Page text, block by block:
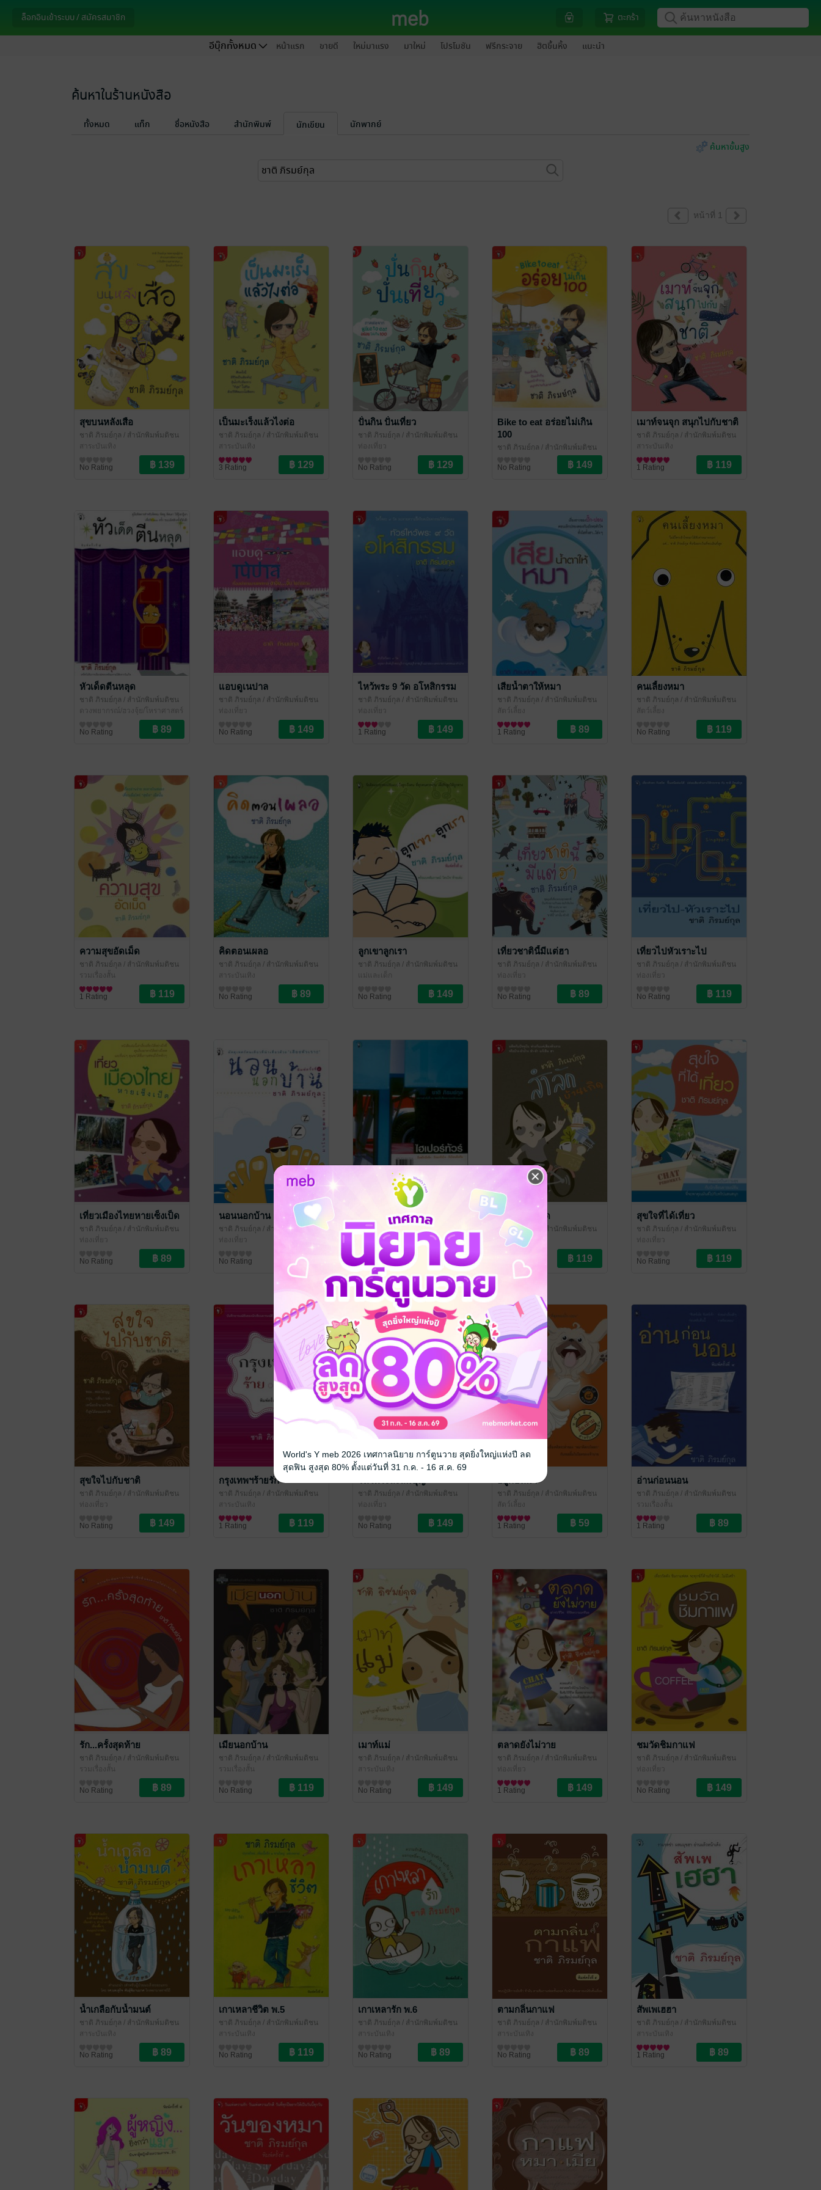
ล็อกอินเข้าระบบ / สมัครสมาชิก ตะกร้า
อีบุ๊กทั้งหมด หน้าแรก ขายดี ใหม่มาแรง มาใหม่ โปรโมชัน ฟรีกระจาย ฮิตขึ้นหิ้ง แนะนำ
ค้นหาในร้านหนังสือ
ทั้งหมด แท็ก ชื่อหนังสือ สำนักพิมพ์ นักเขียน
นักพากย์
ค้นหาขั้นสูง
หน้าที่ 1
สุขบนหลังเสือ
ชาติ ภิรมย์กุล / สำนักพิมพ์มติชน
สาระบันเทิง
No Rating
เป็นมะเร็งแล้วไงต่อ
ชาติ ภิรมย์กุล / สำนักพิมพ์มติชน
สาระบันเทิง
3 Rating
ปั่นกิน ปั่นเที่ยว
ชาติ ภิรมย์กุล / สำนักพิมพ์มติชน
ท่องเที่ยว
No Rating
Bike to eat อร่อยไม่เกิน
100
ชาติ ภิรมย์กุล / สำนักพิมพ์มติชน
No Rating
เมาท์จนจุก สนุกไปกับชาติ
ชาติ ภิรมย์กุล / สำนักพิมพ์มติชน
สาระบันเทิง
1 Rating
หัวเด็ดตีนหลุด
ชาติ ภิรมย์กุล / สำนักพิมพ์มติชน
ดวงพยากรณ์/ฮวงจุ้ย/โหราศาสตร์
No Rating
แอบดูเนปาล
ชาติ ภิรมย์กุล / สำนักพิมพ์มติชน
ท่องเที่ยว
No Rating
ไหว้พระ 9 วัด อโหสิกรรม
ชาติ ภิรมย์กุล / สำนักพิมพ์มติชน
ท่องเที่ยว
1 Rating
เสียน้ำตาให้หมา
ชาติ ภิรมย์กุล / สำนักพิมพ์มติชน
สัตว์เลี้ยง
1 Rating
คนเลี้ยงหมา
ชาติ ภิรมย์กุล / สำนักพิมพ์มติชน
สัตว์เลี้ยง
No Rating
ความสุขอัดเม็ด
ชาติ ภิรมย์กุล / สำนักพิมพ์มติชน
รวมเรื่องสั้น
1 Rating
คิดตอนเผลอ
ชาติ ภิรมย์กุล / สำนักพิมพ์มติชน
สาระบันเทิง
No Rating
ลูกเขาลูกเรา
ชาติ ภิรมย์กุล / สำนักพิมพ์มติชน
แม่และเด็ก
No Rating
เที่ยวชาตินี้มีแต่ฮา
ชาติ ภิรมย์กุล / สำนักพิมพ์มติชน
ท่องเที่ยว
No Rating
เที่ยวไปหัวเราะไป
ชาติ ภิรมย์กุล / สำนักพิมพ์มติชน
ท่องเที่ยว
No Rating
เที่ยวเมืองไทยหายเซ็งเป็ด
ชาติ ภิรมย์กุล / สำนักพิมพ์มติชน
ท่องเที่ยว
No Rating
นอนนอกบ้าน
ชาติ ภิรมย์กุล / สำนักพิมพ์มติชน
ท่องเที่ยว
No Rating
ไฮเปอร์ทัวร์
ชาติ ภิรมย์กุล
ท่องเที่ยว
No Rating
สำลักบ้านเกิด
ชาติ ภิรมย์กุล
/ สำนักพิมพ์มติชน
สาระบันเทิง
No Rating
สุขใจที่ได้เที่ยว
ชาติ ภิรมย์กุล / สำนักพิมพ์มติชน
ท่องเที่ยว
No Rating
สุขใจไปกับชาติ
ชาติ ภิรมย์กุล / สำนักพิมพ์มติชน
ท่องเที่ยว
No Rating
กรุงเทพฯร้ายรัก
ชาติ ภิรมย์กุล / สำนักพิมพ์มติชน
สาระบันเทิง
1 Rating
ชาติ ภิรมย์กุล / สำนักพิมพ์มติชน
ท่องเที่ยว
No Rating
อยู่กับหมา
ชาติ ภิรมย์กุล / สำนักพิมพ์มติชน
สัตว์เลี้ยง
1 Rating
อ่านก่อนนอน
ชาติ ภิรมย์กุล / สำนักพิมพ์มติชน
รวมเรื่องสั้น
1 Rating
รัก...ครั้งสุดท้าย
ชาติ ภิรมย์กุล / สำนักพิมพ์มติชน
รวมเรื่องสั้น
No Rating
เมียนอกบ้าน
ชาติ ภิรมย์กุล / สำนักพิมพ์มติชน
รวมเรื่องสั้น
No Rating
เมาท์แม่
ชาติ ภิรมย์กุล / สำนักพิมพ์มติชน
สาระบันเทิง
No Rating
ตลาดยังไม่วาย
ชาติ ภิรมย์กุล / สำนักพิมพ์มติชน
ท่องเที่ยว
1 Rating
ชมวัดชิมกาแฟ
ชาติ ภิรมย์กุล / สำนักพิมพ์มติชน
ท่องเที่ยว
No Rating
น้ำเกลือกับน้ำมนต์
ชาติ ภิรมย์กุล / สำนักพิมพ์มติชน
สาระบันเทิง
No Rating
เกาเหลาชีวิต พ.5
ชาติ ภิรมย์กุล / สำนักพิมพ์มติชน
สาระบันเทิง
No Rating
เกาเหลารัก พ.6
ชาติ ภิรมย์กุล / สำนักพิมพ์มติชน
สาระบันเทิง
No Rating
ตามกลิ่นกาแฟ
ชาติ ภิรมย์กุล / สำนักพิมพ์มติชน
สาระบันเทิง
No Rating
สัพเพเฮฮา
ชาติ ภิรมย์กุล / สำนักพิมพ์มติชน
สาระบันเทิง
1 Rating
World's Y meb 2026 เทศกาลนิยาย การ์ตูนวาย สุดยิ่งใหญ่แห่งปี ลด
สุดฟิน สูงสุด 80% ตั้งแต่วันที่ 31 ก.ค. - 16 ส.ค. 69